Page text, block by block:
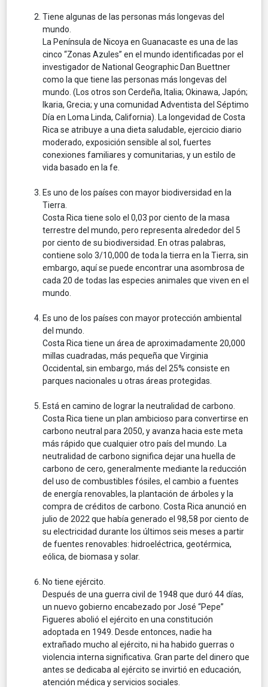
Tiene algunas de las personas más longevas del
mundo.
La Península de Nicoya en Guanacaste es una de las
cinco “Zonas Azules” en el mundo identificadas por el
investigador de National Geographic Dan Buettner
como la que tiene las personas más longevas del
mundo. (Los otros son Cerdeña, Italia; Okinawa, Japón;
Ikaria, Grecia; y una comunidad Adventista del Séptimo
Día en Loma Linda, California). La longevidad de Costa
Rica se atribuye a una dieta saludable, ejercicio diario
moderado, exposición sensible al sol, fuertes
conexiones familiares y comunitarias, y un estilo de
vida basado en la fe.
Es uno de los países con mayor biodiversidad en la
Tierra.
Costa Rica tiene solo el 0,03 por ciento de la masa
terrestre del mundo, pero representa alrededor del 5
por ciento de su biodiversidad. En otras palabras,
contiene solo 3/10,000 de toda la tierra en la Tierra, sin
embargo, aquí se puede encontrar una asombrosa de
cada 20 de todas las especies animales que viven en el
mundo.
Es uno de los países con mayor protección ambiental
del mundo.
Costa Rica tiene un área de aproximadamente 20,000
millas cuadradas, más pequeña que Virginia
Occidental, sin embargo, más del 25% consiste en
parques nacionales u otras áreas protegidas.
Está en camino de lograr la neutralidad de carbono.
Costa Rica tiene un plan ambicioso para convertirse en
carbono neutral para 2050, y avanza hacia este meta
más rápido que cualquier otro país del mundo. La
neutralidad de carbono significa dejar una huella de
carbono de cero, generalmente mediante la reducción
del uso de combustibles fósiles, el cambio a fuentes
de energía renovables, la plantación de árboles y la
compra de créditos de carbono. Costa Rica anunció en
julio de 2022 que había generado el 98,58 por ciento de
su electricidad durante los últimos seis meses a partir
de fuentes renovables: hidroeléctrica, geotérmica,
eólica, de biomasa y solar.
No tiene ejército.
Después de una guerra civil de 1948 que duró 44 días,
un nuevo gobierno encabezado por José “Pepe”
Figueres abolió el ejército en una constitución
adoptada en 1949. Desde entonces, nadie ha
extrañado mucho al ejército, ni ha habido guerras o
violencia interna significativa. Gran parte del dinero que
antes se dedicaba al ejército se invirtió en educación,
atención médica y servicios sociales.